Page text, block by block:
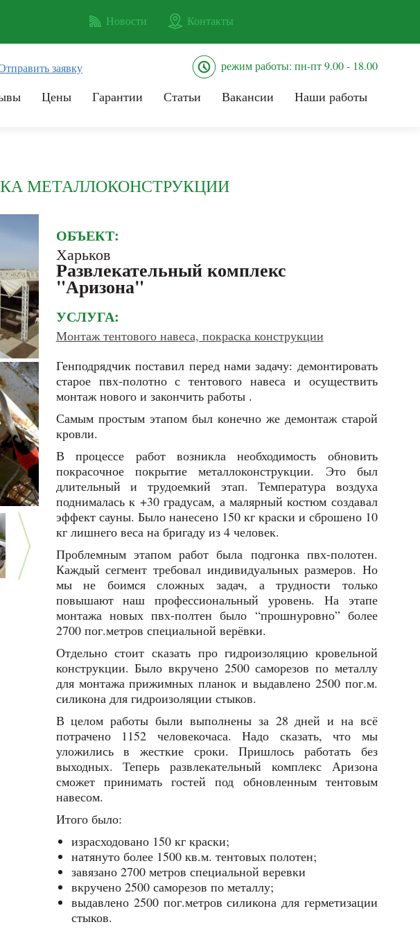
Новости Контакты
заявку режим работы: пн-пт 9.00 - 18.00
Цены Гарантии Статьи Вакансии Наши работы
МЕТАЛЛОКОНСТРУКЦИИ
ОБЪЕКТ:
Харьков
Развлекательный комплекс
"Аризона"
УСЛУГА:
Монтаж тентового навеса, покраска конструкции
Генподрядчик поставил перед нами задачу: демонтировать
старое пвх-полотно с тентового навеса и осуществить
монтаж нового и закончить работы .
Самым простым этапом был конечно же демонтаж старой
кровли.
В процессе работ возникла необходимость обновить
покрасочное покрытие металлоконструкции. Это был
длительный и трудоемкий этап. Температура воздуха
поднималась к +30 градусам, а малярный костюм создавал
эффект сауны. Было нанесено 150 кг краски и сброшено 10
кг лишнего веса на бригаду из 4 человек.
Проблемным этапом работ была подгонка пвх-полотен.
Каждый сегмент требовал индивидуальных размеров. Но
мы не боимся сложных задач, а трудности только
повышают наш профессиональный уровень. На этапе
монтажа новых пвх-полтен было “прошнуровно” более
2700 пог.метров специальной верёвки.
Отдельно стоит сказать про гидроизоляцию кровельной
конструкции. Было вкручено 2500 саморезов по металлу
для монтажа прижимных планок и выдавлено 2500 пог.м.
силикона для гидроизоляции стыков.
В целом работы были выполнены за 28 дней и на всё
потрачено 1152 человекочаса. Надо сказать, что мы
уложились в жесткие сроки. Пришлось работать без
выходных. Теперь развлекательный комплекс Аризона
сможет принимать гостей под обновленным тентовым
навесом.
Итого было:
израсходовано 150 кг краски;
натянуто более 1500 кв.м. тентовых полотен;
завязано 2700 метров специальной веревки
вкручено 2500 саморезов по металлу;
выдавлено 2500 пог.метров силикона для герметизации
стыков.